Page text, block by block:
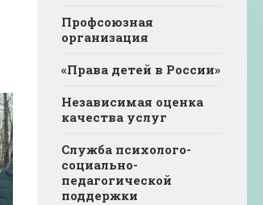
Профсоюзная
организация
«Права детей в России»
Независимая оценка
качества услуг
Служба психолого-
социально-
педагогической
поддержки